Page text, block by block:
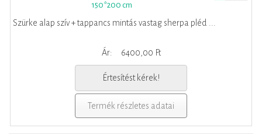
150*200 cm
Szürke alap szív + tappancs mintás vastag sherpa pléd ...
Ár: 6400,00 Ft
Értesítést kérek!
Termék részletes adatai